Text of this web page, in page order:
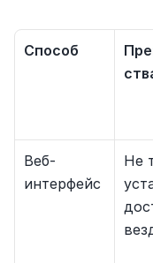
Способ
Веб-
интерфейс
Не